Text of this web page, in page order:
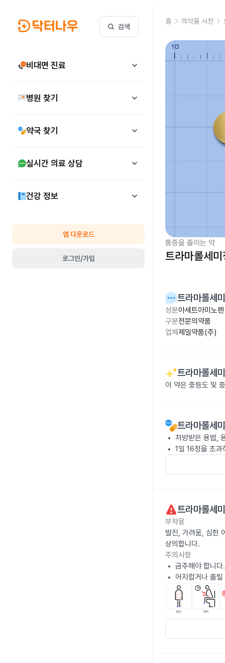
검색
비대면 진료
병원 찾기
약국 찾기
실시간 의료 상담
건강 정보
앱 다운로드
로그인/가입
홈 의약품 사전
통증을 줄이는 약
트라마롤세미
트라마롤세
성분아세트아미노
구분전문의약품
업체 제일약품(주)
트라마롤세
이 약은 중등도 및
트라마롤세
처방받은 용법,
1일 16정을 초
트라마롤세
부작용
발진, 가려움, 심한
상의합니다.
주의사항
금주해야 합니다.
어지럽거나 졸